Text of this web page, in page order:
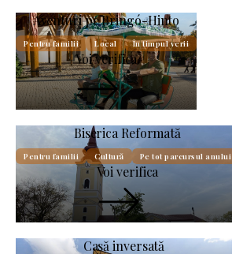
Aventuri pe Bringó-Hinto
Pentru familii Local În timpul verii
Voi verifica
Biserica Reformată
Pentru familii Cultură Pe tot parcursul anului
Voi verifica
Casă inversată